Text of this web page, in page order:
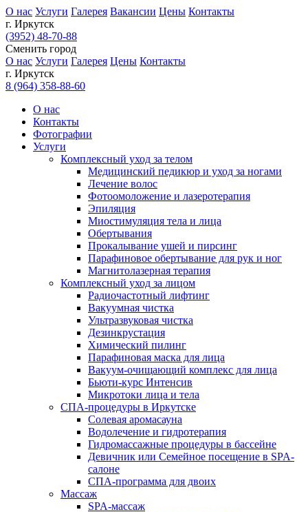
О нас Услуги Галерея Вакансии Цены Контакты
г. Иркутск
(3952) 48-70-88
Сменить город
О нас Услуги Галерея Цены Контакты
г. Иркутск
8 (964) 358-88-60
О нас
Контакты
Фотографии
Услуги
Комплексный уход за телом
Медицинский педикюр и уход за ногами
Лечение волос
Фотоомоложение и лазеротерапия
Эпиляция
Миостимуляция тела и лица
Обертывания
Прокалывание ушей и пирсинг
Парафиновое обертывание для рук и ног
Магнитолазерная терапия
Комплексный уход за лицом
Радиочастотный лифтинг
Вакуумная чистка
Ультразвуковая чистка
Дезинкрустация
Химический пилинг
Парафиновая маска для лица
Вакуум-очищающий комплекс для лица
Бьюти-курс Интенсив
Микротоки лица и тела
СПА-процедуры в Иркутске
Солевая аромасауна
Водолечение и гидротерапия
Гидромассажные процедуры в бассейне
Девичник или Семейное посещение в SPA-
салоне
СПА-программа для двоих
Массаж
SPA-массаж